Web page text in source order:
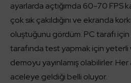
ayarlarda açtığımda 60-70 FPS
çok sık çakıldığını ve ekranda
oluştuğunu gördüm. PC tarafı
tarafında test yapmak için
demoyu yayınlamış olabilirler.
aceleye geldiği belli oluyor.